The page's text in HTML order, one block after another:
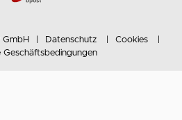
Datenschutz
Cookies
Geschäftsbedingungen